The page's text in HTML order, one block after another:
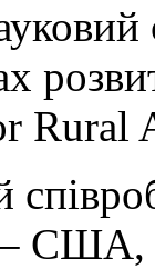
Rural
США,